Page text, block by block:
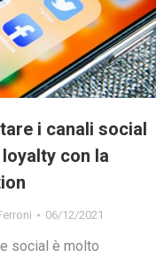
i canali social
con la
06/12/2021
social è molto